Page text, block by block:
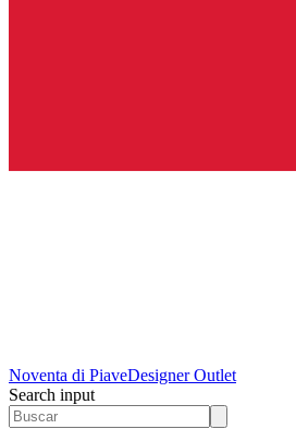
Noventa di PiaveDesigner Outlet
Search input